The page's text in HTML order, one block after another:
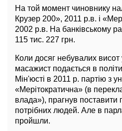
На той момент чиновнику
Крузер 200», 2011 р.в. і
2002 р.в. На банківському
115 тис. 227 грн.
Коли досяг небувалих висот
масажист подається в
Мін'юсті в 2011 р. партію з
«Мерітократична» (в
влада»), прагнув поставити
потрібних людей. Але в
пройшли.